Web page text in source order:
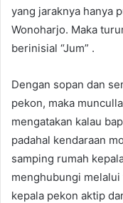
yang jaraknya hanya
Wonoharjo. Maka
berinisial “Jum” .
Dengan sopan dan
pekon, maka
mengatakan kalau
padahal kendaraan
samping rumah
menghubungi
kepala pekon aktip